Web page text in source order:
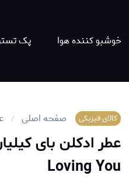
خوشبو کننده هوا پک
کالای فیزیکی صفحه اصلی
Loving You